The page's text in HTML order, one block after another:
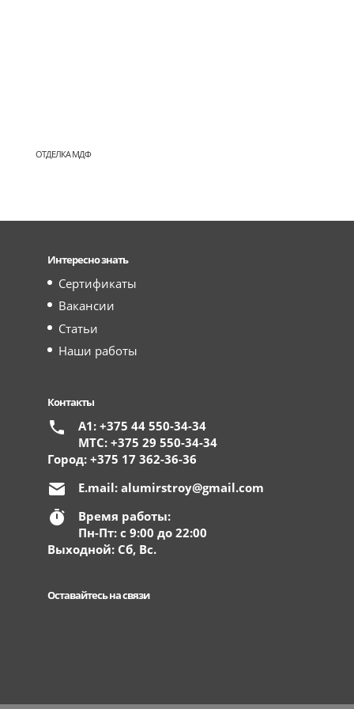
ОТДЕЛКА МДФ
Интересно знать
Сертификаты
Вакансии
Статьи
Наши работы
Контакты
А1: +375 44 550-34-34
МТС: +375 29 550-34-34
Город: +375 17 362-36-36
E.mail: alumirstroy@gmail.com
Время работы:
Пн-Пт: с 9:00 до 22:00
Выходной: Сб, Вс.
Оставайтесь на связи